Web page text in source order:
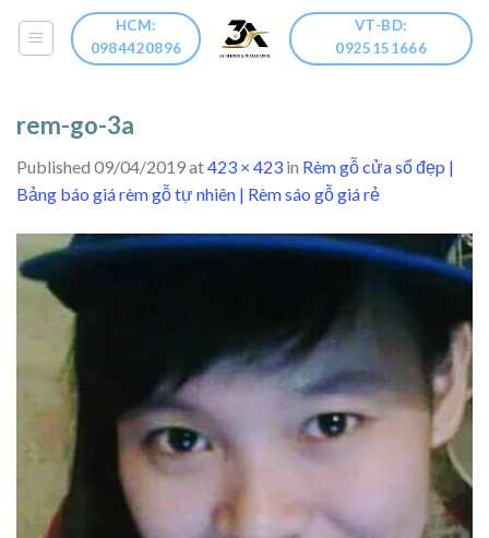
HCM:
0984420896
VT-BD:
0925151666
rem-go-3a
Published 09/04/2019at423 × 423 in Rèm gỗ cửa sổ đẹp |
Bảng báo giá rèm gỗ tự nhiên | Rèm sáo gỗ giá rẻ